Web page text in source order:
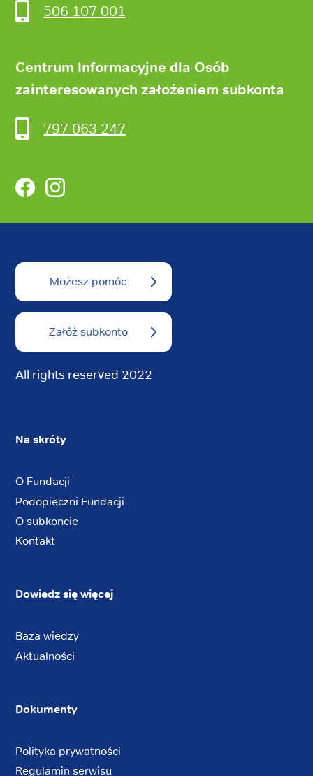
506 107 001
Centrum Informacyjne dla Osób
zainteresowanych założeniem subkonta
797 063 247
FacebookInstagram
Możesz pomóc
Załóż subkonto
All rights reserved 2022
Na skróty
O Fundacji
Podopieczni Fundacji
O subkoncie
Kontakt
Dowiedz się więcej
Baza wiedzy
Aktualności
Dokumenty
Polityka prywatności
Regulamin serwisu